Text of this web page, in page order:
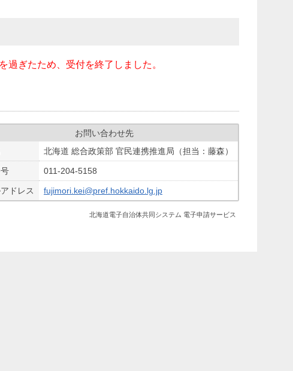
ぎたため、受付を終了しました。
お問い合わせ先
北海道 総合政策部 官民連携推進局（担当：藤森）
011-204-5158
ドレス fujimori.kei@pref.hokkaido.lg.jp
北海道電子自治体共同システム 電子申請サービス